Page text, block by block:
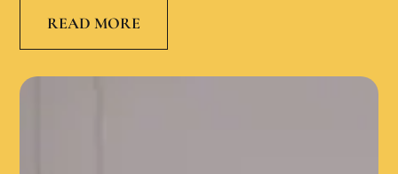
READ MORE